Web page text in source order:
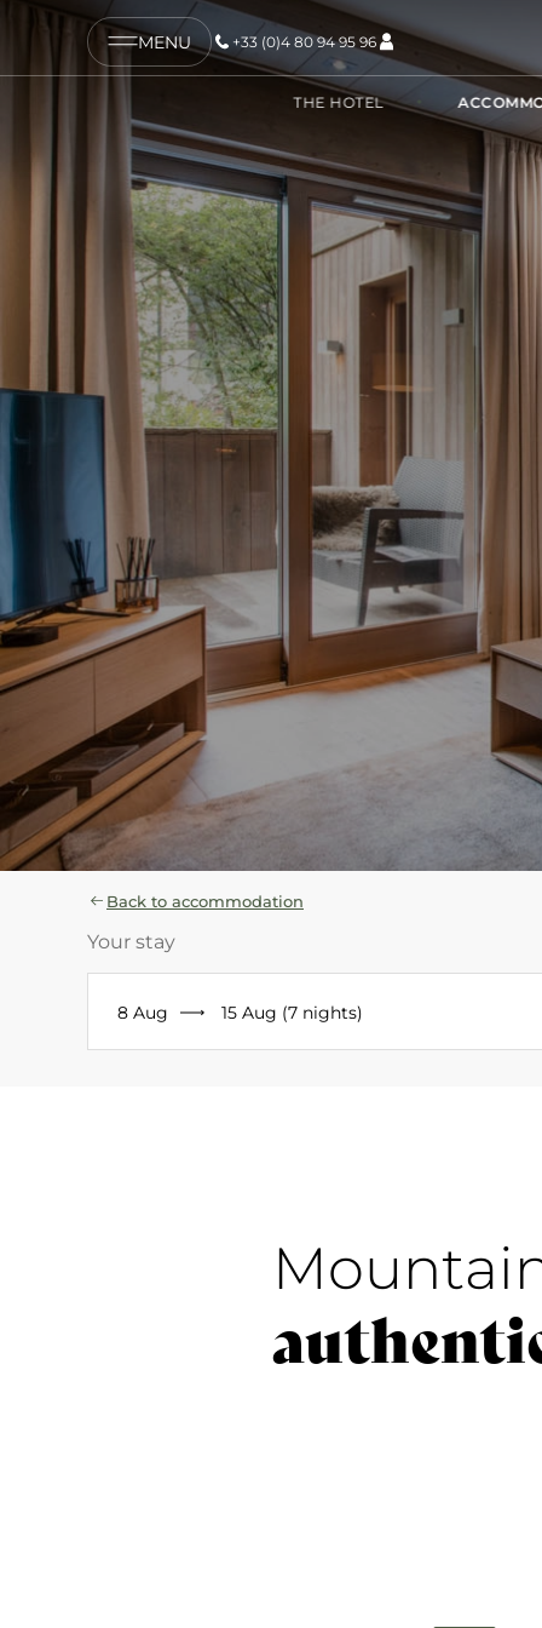
MENU +33 (0)4 80 94 95 96
THE HOTEL
COPY LINK
SEND BY EMAIL
Back to accommodation
Your stay
8 Aug 15 Aug (7 nights)